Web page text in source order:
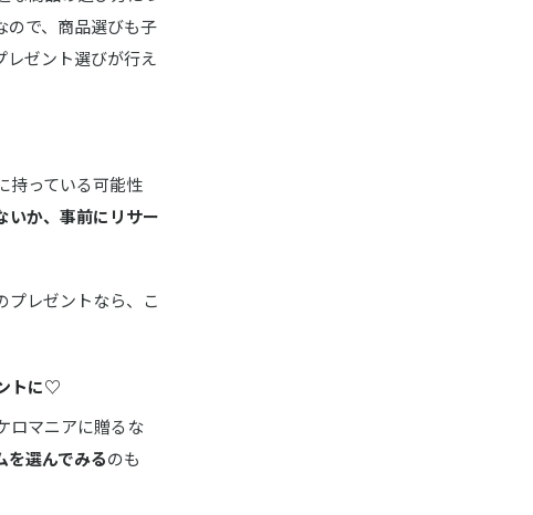
ので、商品選びも子
レゼント選びが行え
持っている可能性
いか、事前にリサー
プレゼントなら、こ
トに♡
ロマニアに贈るな
を選んでみるのも